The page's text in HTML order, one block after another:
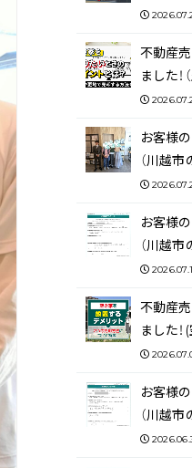
不動産
ました！
お客様
（川越
お客様
（川越
不動産
ました
お客様
（川越